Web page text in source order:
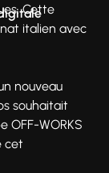
Cette
italien avec
nouveau
souhaitait
OFF-WORKS
cet